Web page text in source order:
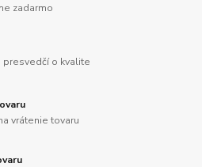
zadarmo
presvedčí o kvalite
vrátenie tovaru